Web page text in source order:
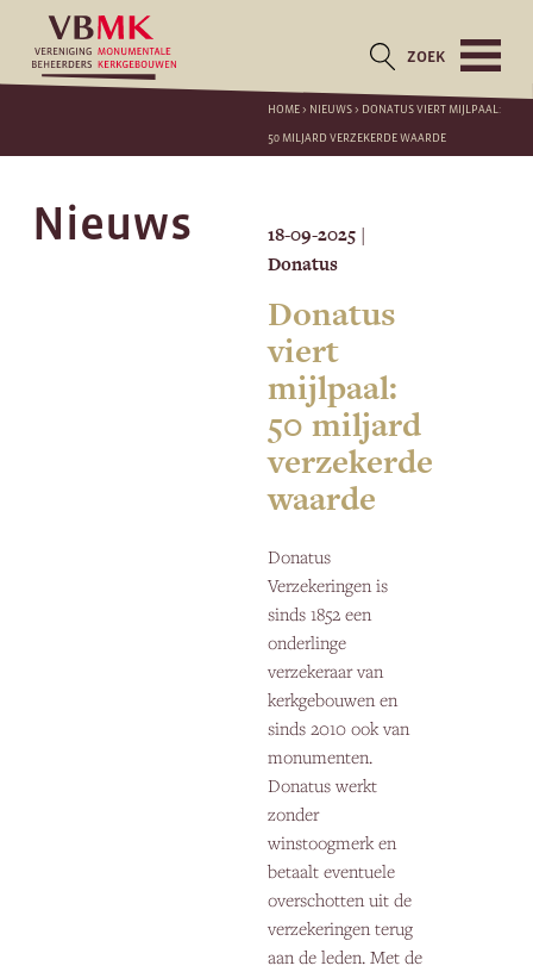
ZOEK
HOME> NIEUWS> DONATUS VIERT MIJLPAAL:
50 MILJARD VERZEKERDE WAARDE
Nieuws 18-09-2025 |
Donatus
Donatus
viert
mijlpaal:
50 miljard
verzekerde
waarde
Donatus
Verzekeringen is
sinds 1852 een
onderlinge
verzekeraar van
kerkgebouwen en
sinds 2010 ook van
monumenten.
Donatus werkt
zonder
winstoogmerk en
betaalt eventuele
overschotten uit de
verzekeringen terug
aan de leden. Met de